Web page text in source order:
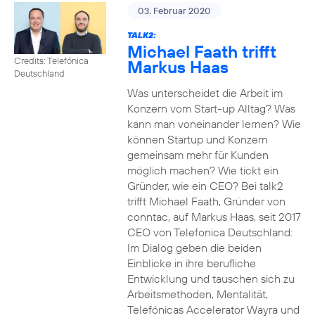
Credits: Telefónica
Deutschland
03. Februar 2020
TALK2:
Michael Faath trifft
Markus Haas
Was unterscheidet die Arbeit im
Konzern vom Start-up Alltag? Was
kann man voneinander lernen? Wie
können Startup und Konzern
gemeinsam mehr für Kunden
möglich machen? Wie tickt ein
Gründer, wie ein CEO? Bei talk2
trifft Michael Faath, Gründer von
conntac, auf Markus Haas, seit 2017
CEO von Telefonica Deutschland:
Im Dialog geben die beiden
Einblicke in ihre berufliche
Entwicklung und tauschen sich zu
Arbeitsmethoden, Mentalität,
Telefónicas Accelerator Wayra und